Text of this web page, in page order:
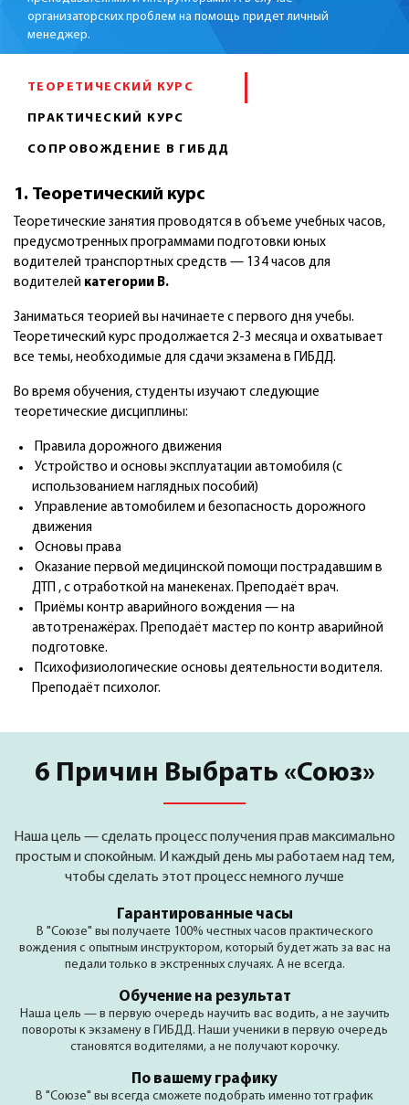
организаторских проблем на помощь придет личный
менеджер.
ТЕОРЕТИЧЕСКИЙ КУРС
ПРАКТИЧЕСКИЙ КУРС
СОПРОВОЖДЕНИЕ В ГИБДД
1. Теоретический курс
Теоретические занятия проводятся в объеме учебных часов,
предусмотренных программами подготовки юных
водителей транспортных средств — 134 часов для
водителей категории В.
Заниматься теорией вы начинаете с первого дня учебы.
Теоретический курс продолжается 2-3 месяца и охватывает
все темы, необходимые для сдачи экзамена в ГИБДД.
Во время обучения, студенты изучают следующие
теоретические дисциплины:
Правила дорожного движения
Устройство и основы эксплуатации автомобиля (с
использованием наглядных пособий)
Управление автомобилем и безопасность дорожного
движения
Основы права
Оказание первой медицинской помощи пострадавшим в
ДТП , с отработкой на манекенах. Преподаёт врач.
Приёмы контр аварийного вождения — на
автотренажёрах. Преподаёт мастер по контр аварийной
подготовке.
Психофизиологические основы деятельности водителя.
Преподаёт психолог.
6 Причин Выбрать «Союз»
Наша цель — сделать процесс получения прав максимально
простым и спокойным. И каждый день мы работаем над тем,
чтобы сделать этот процесс немного лучше
Гарантированные часы
В "Союзе" вы получаете 100% честных часов практического
вождения с опытным инструктором, который будет жать за вас на
педали только в экстренных случаях. А не всегда.
Обучение на результат
Наша цель — в первую очередь научить вас водить, а не заучить
повороты к экзамену в ГИБДД. Наши ученики в первую очередь
становятся водителями, а не получают корочку.
По вашему графику
В "Союзе" вы всегда сможете подобрать именно тот график